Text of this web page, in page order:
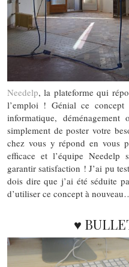
Needelp, la plateforme qui
l’emploi ! Génial ce concept
informatique,
simplement de poster votre
chez vous y répond en vous
efficace et l’équipe Needelp
garantir satisfaction ! J’ai pu
dois dire que j’ai été séduite
d’utiliser ce concept à
♥